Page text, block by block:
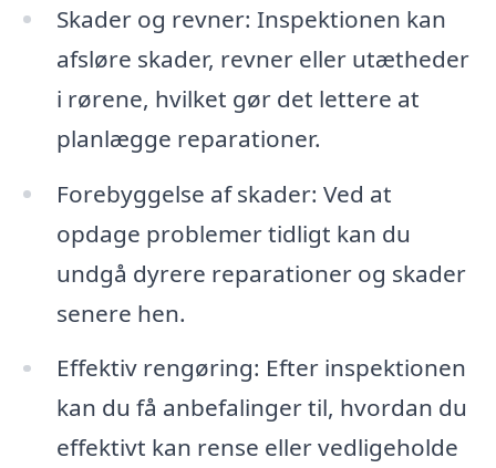
Skader og revner: Inspektionen kan
afsløre skader, revner eller utætheder
i rørene, hvilket gør det lettere at
planlægge reparationer.
Forebyggelse af skader: Ved at
opdage problemer tidligt kan du
undgå dyrere reparationer og skader
senere hen.
Effektiv rengøring: Efter inspektionen
kan du få anbefalinger til, hvordan du
effektivt kan rense eller vedligeholde